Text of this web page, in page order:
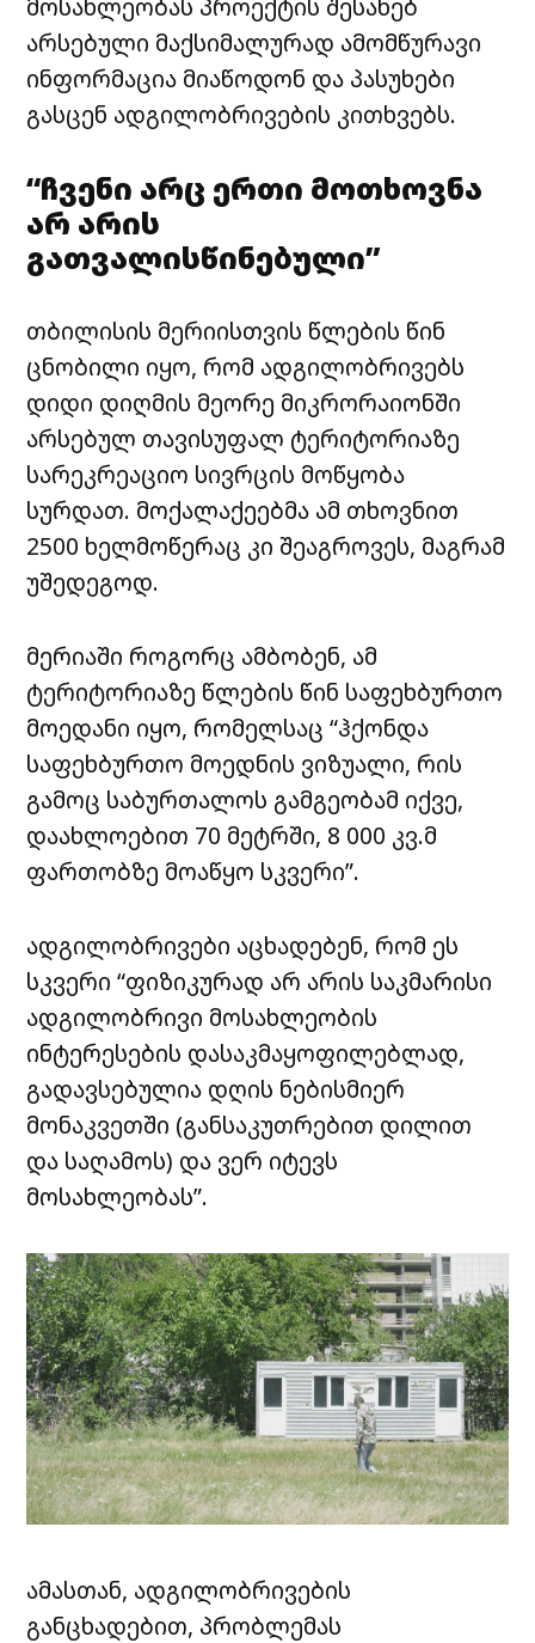
მოსახლეობას პროექტის შესახებ
არსებული მაქსიმალურად ამომწურავი
ინფორმაცია მიაწოდონ და პასუხები
გასცენ ადგილობრივების კითხვებს.
“ჩვენი არც ერთი მოთხოვნა
არ არის
გათვალისწინებული”
თბილისის მერიისთვის წლების წინ
ცნობილი იყო, რომ ადგილობრივებს
დიდი დიღმის მეორე მიკრორაიონში
არსებულ თავისუფალ ტერიტორიაზე
სარეკრეაციო სივრცის მოწყობა
სურდათ. მოქალაქეებმა ამ თხოვნით
2500 ხელმოწერაც კი შეაგროვეს, მაგრამ
უშედეგოდ.
მერიაში როგორც ამბობენ, ამ
ტერიტორიაზე წლების წინ საფეხბურთო
მოედანი იყო, რომელსაც “ჰქონდა
საფეხბურთო მოედნის ვიზუალი, რის
გამოც საბურთალოს გამგეობამ იქვე,
დაახლოებით 70 მეტრში, 8 000 კვ.მ
ფართობზე მოაწყო სკვერი”.
ადგილობრივები აცხადებენ, რომ ეს
სკვერი “ფიზიკურად არ არის საკმარისი
ადგილობრივი მოსახლეობის
ინტერესების დასაკმაყოფილებლად,
გადავსებულია დღის ნებისმიერ
მონაკვეთში (განსაკუთრებით დილით
და საღამოს) და ვერ იტევს
მოსახლეობას”.
ამასთან, ადგილობრივების
განცხადებით, პრობლემას